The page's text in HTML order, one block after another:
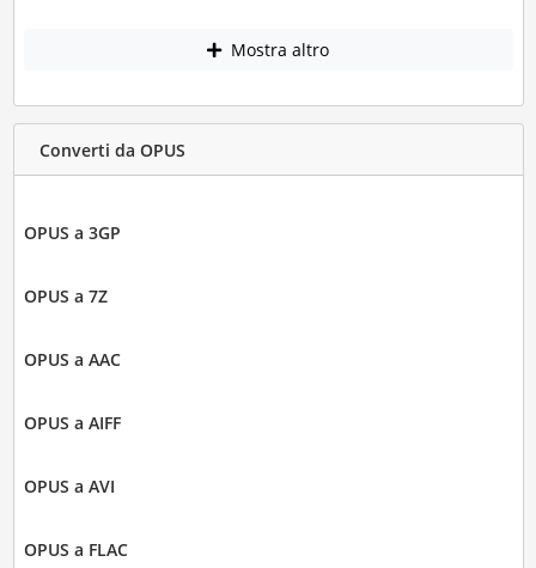
Mostra altro
Converti da OPUS
OPUS a 3GP
OPUS a 7Z
OPUS a AAC
OPUS a AIFF
OPUS a AVI
OPUS a FLAC